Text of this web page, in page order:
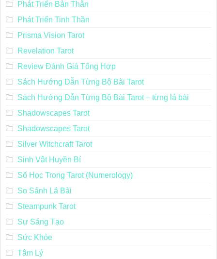
Phát Triển Bản Thân
Phát Triển Tinh Thần
Prisma Vision Tarot
Revelation Tarot
Review Đánh Giá Tổng Hợp
Sách Hướng Dẫn Từng Bộ Bài Tarot
Sách Hướng Dẫn Từng Bộ Bài Tarot – từng lá bài
Shadowscapes Tarot
Shadowscapes Tarot
Silver Witchcraft Tarot
Sinh Vật Huyền Bí
Số Học Trong Tarot (Numerology)
So Sánh Lá Bài
Steampunk Tarot
Sự Sáng Tạo
Sức Khỏe
Tâm Lý